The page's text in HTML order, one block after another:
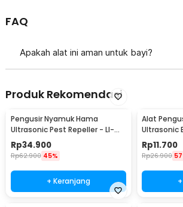
FAQ
Apakah alat ini aman untuk bayi?
Produk Rekomendasi
Pengusir Nyamuk Hama
Ultrasonic Pest Repeller - LI-
3110
Rp34.900
Rp62.900 45%
+ Keranjang
Alat
Ultrasonic
Tikus Non
Rp11.700
Rp26.900